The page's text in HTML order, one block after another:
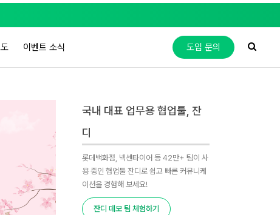
도입 문의
이벤트 소식
국내 대표 업무용 협업툴, 잔
디
롯데백화점, 넥센타이어 등 42만+ 팀이 사
용 중인 협업툴 잔디로 쉽고 빠른 커뮤니케
이션을 경험해 보세요!
잔디 데모 팀 체험하기